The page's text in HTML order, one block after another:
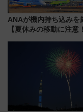
ANAが機内持ち込みを
【夏休みの移動に注意
「身の回り品」新サイ
(40×30×20cm)おさらい